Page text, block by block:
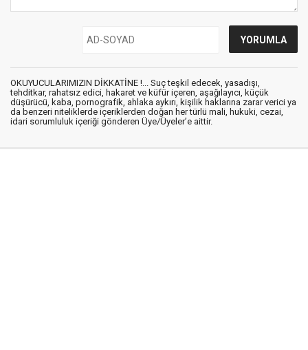
OKUYUCULARIMIZIN DİKKATİNE !... Suç teşkil edecek, yasadışı,
tehditkar, rahatsız edici, hakaret ve küfür içeren, aşağılayıcı, küçük
düşürücü, kaba, pornografik, ahlaka aykırı, kişilik haklarına zarar verici ya
da benzeri niteliklerde içeriklerden doğan her türlü mali, hukuki, cezai,
idari sorumluluk içeriği gönderen Üye/Üyeler’e aittir.